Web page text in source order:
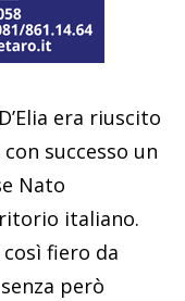
era riuscito
successo un
Nato
italiano.
così fiero da
però